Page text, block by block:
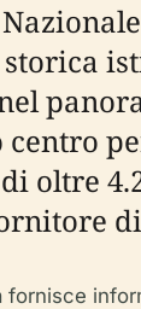
oltre
fornisce